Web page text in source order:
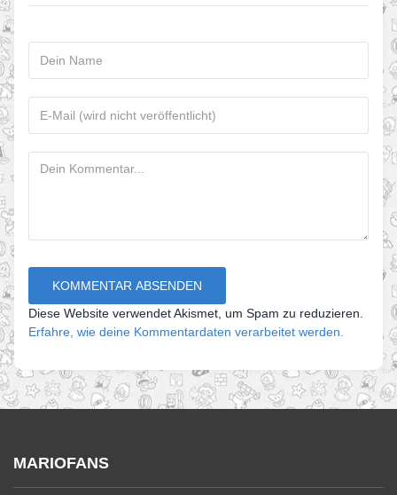
Diese Website verwendet Akismet, um Spam zu reduzieren.
Erfahre, wie deine Kommentardaten verarbeitet werden.
MARIOFANS